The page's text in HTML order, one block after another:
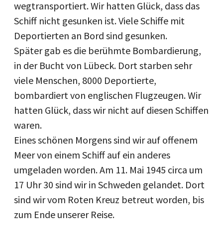
wegtransportiert. Wir hatten Glück, dass das
Schiff nicht gesunken ist. Viele Schiffe mit
Deportierten an Bord sind gesunken.
Später gab es die berühmte Bombardierung,
in der Bucht von Lübeck. Dort starben sehr
viele Menschen, 8000 Deportierte,
bombardiert von englischen Flugzeugen. Wir
hatten Glück, dass wir nicht auf diesen Schiffen
waren.
Eines schönen Morgens sind wir auf offenem
Meer von einem Schiff auf ein anderes
umgeladen worden. Am 11. Mai 1945 circa um
17 Uhr 30 sind wir in Schweden gelandet. Dort
sind wir vom Roten Kreuz betreut worden, bis
zum Ende unserer Reise.